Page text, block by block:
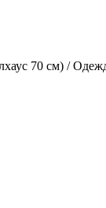
70 см) /